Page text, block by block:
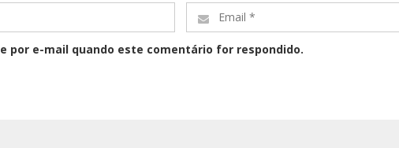
Email
por e-mail quando este comentário for respondido.